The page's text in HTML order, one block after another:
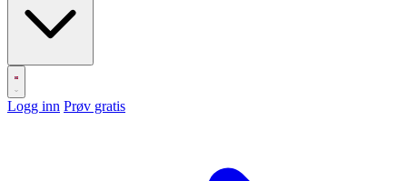
Logg inn Prøv gratis